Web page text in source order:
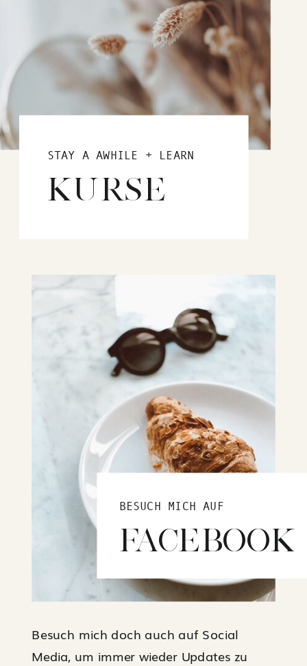
STAY A AWHILE + LEARN
KURSE
BESUCH MICH AUF
FACEBOOK
Besuch mich doch auch auf Social
Media, um immer wieder Updates zu